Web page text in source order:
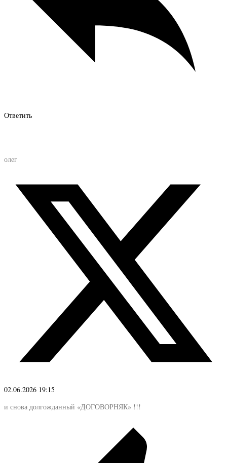
Ответить
олег
02.06.2026 19:15
и снова долгожданный «ДОГОВОРНЯК» !!!